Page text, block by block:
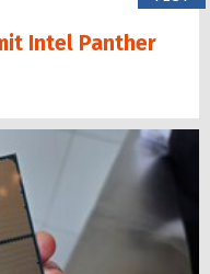
Intel Panther